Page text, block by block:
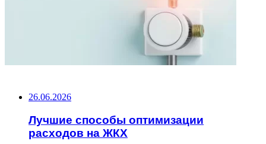
26.06.2026
Лучшие способы оптимизации
расходов на ЖКХ